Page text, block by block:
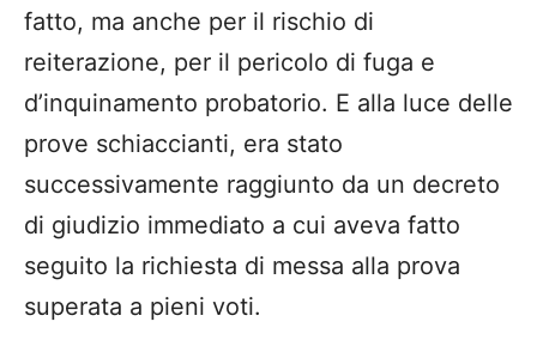
fatto, ma anche per il rischio di
reiterazione, per il pericolo di fuga e
d’inquinamento probatorio. E alla luce delle
prove schiaccianti, era stato
successivamente raggiunto da un decreto
di giudizio immediato a cui aveva fatto
seguito la richiesta di messa alla prova
superata a pieni voti.